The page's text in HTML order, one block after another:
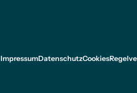
ImpressumDatenschutzCookies